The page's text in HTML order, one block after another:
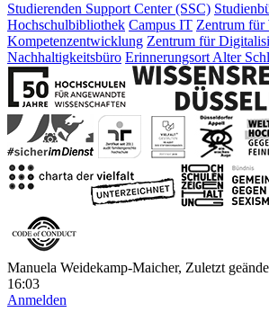
Studierenden Support Center (SSC)
Hochschulbibliothek Campus IT Zentrum für
Kompetenzentwicklung Zentrum für
Nachhaltigkeitsbüro Erinnerungsort Alter
Manuela Weidekamp-Maicher, Zuletzt
16:03
Anmelden